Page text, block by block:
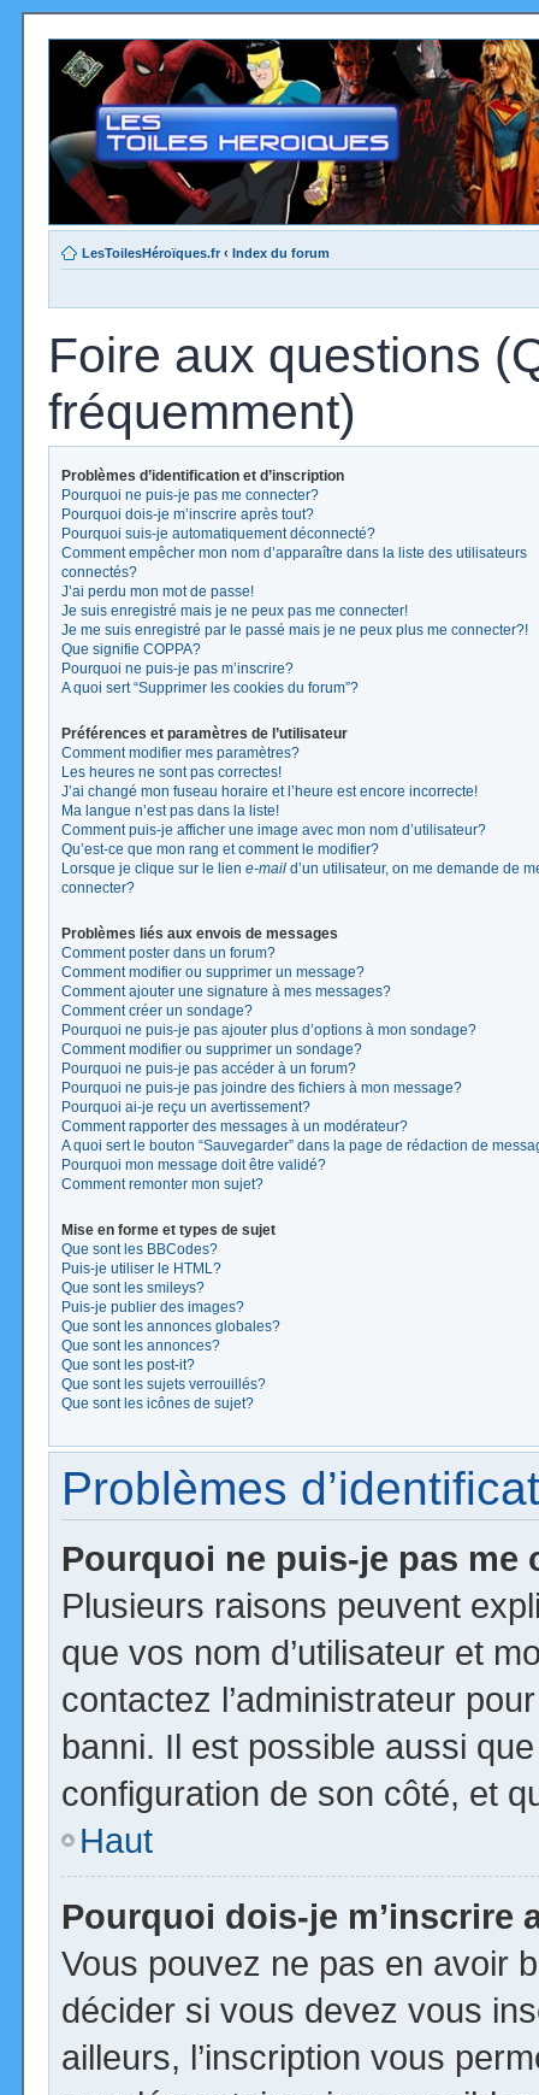
LesToilesHéroïques.fr ‹ Index du forum
Foire aux questions
fréquemment)
Problèmes d’identification et d’inscription
Pourquoi ne puis-je pas me connecter?
Pourquoi dois-je m’inscrire après tout?
Pourquoi suis-je automatiquement déconnecté?
Comment empêcher mon nom d’apparaître dans la liste des utilisateurs
connectés?
J’ai perdu mon mot de passe!
Je suis enregistré mais je ne peux pas me connecter!
Je me suis enregistré par le passé mais je ne peux plus me connecter?!
Que signifie COPPA?
Pourquoi ne puis-je pas m’inscrire?
A quoi sert “Supprimer les cookies du forum”?
Préférences et paramètres de l’utilisateur
Comment modifier mes paramètres?
Les heures ne sont pas correctes!
J’ai changé mon fuseau horaire et l’heure est encore incorrecte!
Ma langue n’est pas dans la liste!
Comment puis-je afficher une image avec mon nom d’utilisateur?
Qu’est-ce que mon rang et comment le modifier?
Lorsque je clique sur le lien e-mail d’un utilisateur, on me demande de
connecter?
Problèmes liés aux envois de messages
Comment poster dans un forum?
Comment modifier ou supprimer un message?
Comment ajouter une signature à mes messages?
Comment créer un sondage?
Pourquoi ne puis-je pas ajouter plus d’options à mon sondage?
Comment modifier ou supprimer un sondage?
Pourquoi ne puis-je pas accéder à un forum?
Pourquoi ne puis-je pas joindre des fichiers à mon message?
Pourquoi ai-je reçu un avertissement?
Comment rapporter des messages à un modérateur?
A quoi sert le bouton “Sauvegarder” dans la page de rédaction de
Pourquoi mon message doit être validé?
Comment remonter mon sujet?
Mise en forme et types de sujet
Que sont les BBCodes?
Puis-je utiliser le HTML?
Que sont les smileys?
Puis-je publier des images?
Que sont les annonces globales?
Que sont les annonces?
Que sont les post-it?
Que sont les sujets verrouillés?
Que sont les icônes de sujet?
Problèmes
Pourquoi ne puis-je pas me
Plusieurs raisons peuvent
que vos nom d’utilisateur et
contactez l’administrateur
banni. Il est possible aussi
configuration de son côté, et
Haut
Pourquoi dois-je m’inscrire
Vous pouvez ne pas en avoir
décider si vous devez vous
ailleurs, l’inscription vous